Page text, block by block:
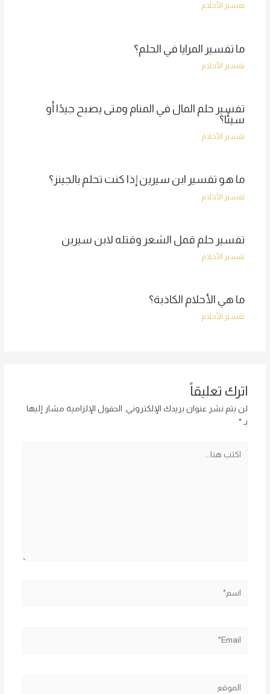
تفسير الأحلام
ما تفسير المرايا في الحلم؟
تفسير الأحلام
تفسير حلم المال في المنام ومتى يصبح جيدًا أو
سيئًا؟
تفسير الأحلام
ما هو تفسير ابن سيرين إذا كنت تحلم بالجينز؟
تفسير الأحلام
تفسير حلم قمل الشعر وقتله لابن سيرين
تفسير الأحلام
ما هي الأحلام الكاذبة؟
تفسير الأحلام
اترك تعليقاً
لن يتم نشر عنوان بريدك الإلكتروني. الحقول الإلزامية مشار إليها
بـ *
هنا...